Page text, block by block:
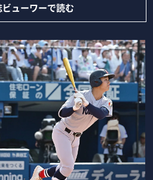
ューワーで読む